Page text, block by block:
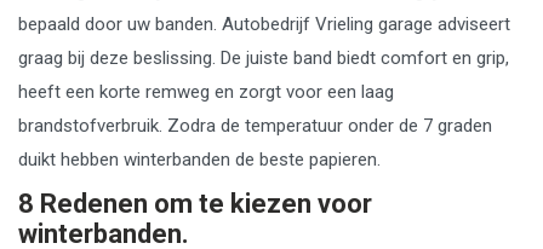
bepaald door uw banden. Autobedrijf Vrieling garage adviseert
graag bij deze beslissing. De juiste band biedt comfort en grip,
heeft een korte remweg en zorgt voor een laag
brandstofverbruik. Zodra de temperatuur onder de 7 graden
duikt hebben winterbanden de beste papieren.
8 Redenen om te kiezen voor
winterbanden.